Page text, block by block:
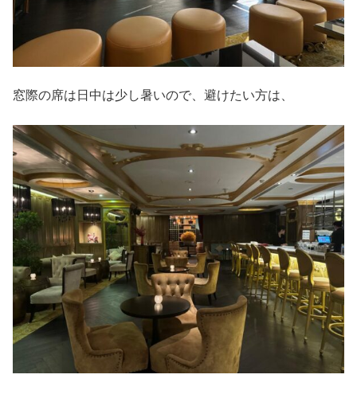
窓際の席は日中は少し暑いので、避けたい方は、